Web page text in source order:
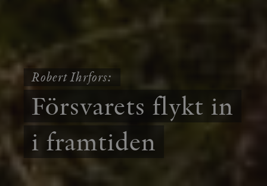
Robert Ihrfors:
Försvarets flykt in
i framtiden